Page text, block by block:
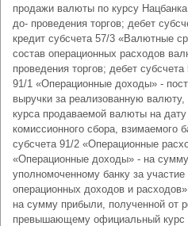
продажи валюты по курсу
до- проведения торгов; дебет
кредит субсчета 57/3 «Валютные
состав операционных расходов
проведения торгов; дебет
91/1 «Операционные доходы» -
выручки за реализованную
курса продаваемой валюты на
комиссионного сбора, взимаемого
субсчета 91/2 «Операционные
«Операционные доходы» - на
уполномоченному банку за
операционных доходов и
на сумму прибыли, полученной от
превышающему официальный курс